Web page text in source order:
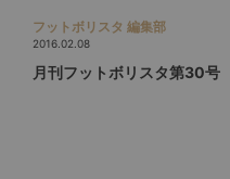
フットボリスタ 編集部
2016.02.08
月刊フットボリスタ第30号